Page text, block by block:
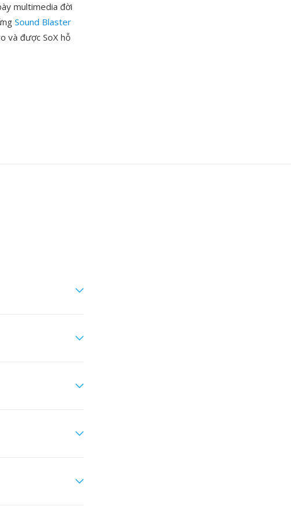
multimedia đời
Sound Blaster
và được SoX hỗ